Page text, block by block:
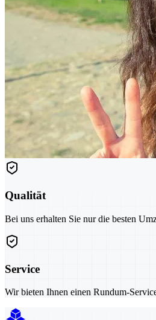
Qualität
Bei uns erhalten Sie nur die besten
Service
Wir bieten Ihnen einen Rundum-